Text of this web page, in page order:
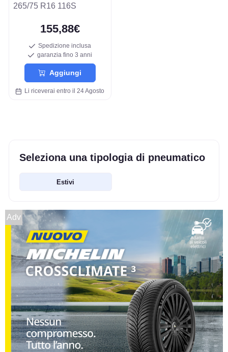
265/75 R16 116S
155,88€
Spedizione inclusa
garanzia fino 3 anni
Aggiungi
Li riceverai entro il 24 Agosto
Seleziona una tipologia di pneumatico
Estivi
Adv